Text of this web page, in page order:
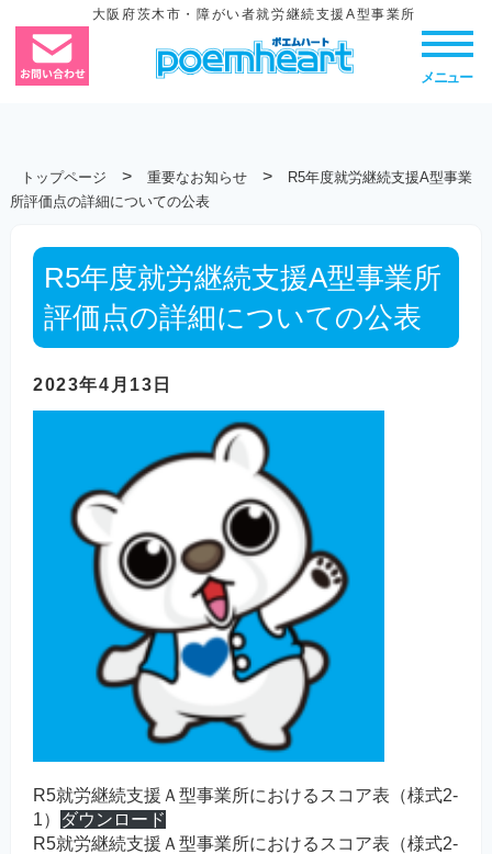
大阪府茨木市・障がい者就労継続支援A型事業所
メニュー
トップページ > 重要なお知らせ >
R5年度就労継続支援A型事業
所評価点の詳細についての公表
R5年度就労継続支援A型事業所
評価点の詳細についての公表
2023年4月13日
R5就労継続支援Ａ型事業所におけるスコア表（様式2-
1）
ダウンロード
R5就労継続支援Ａ型事業所におけるスコア表（様式2-